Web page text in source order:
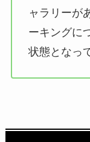
ャラリーが
ーキングに
状態となっ